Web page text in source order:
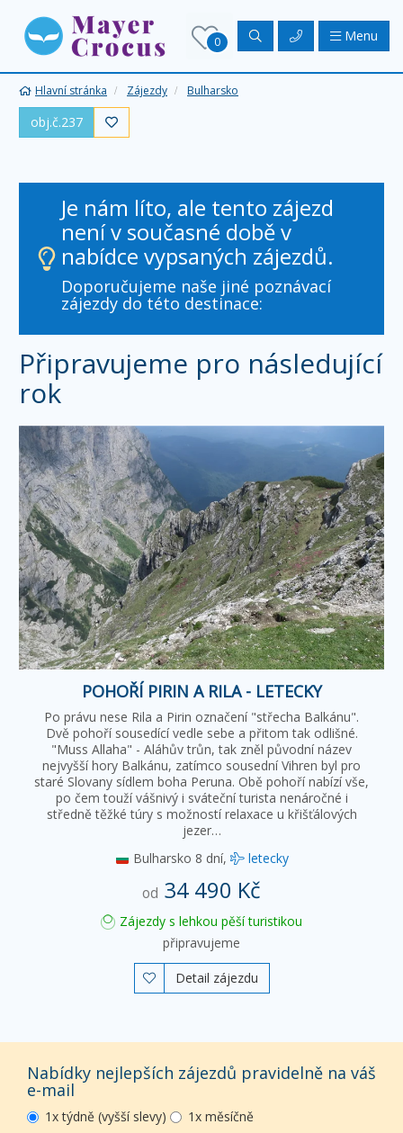
0 Menu
Hlavní stránka Zájezdy Bulharsko
obj.č.237 
Je nám líto, ale tento zájezd
není v současné době v
nabídce vypsaných zájezdů.
Doporučujeme naše jiné poznávací
zájezdy do této destinace:
Připravujeme pro následující
rok
POHOŘÍ PIRIN A RILA - LETECKY
Po právu nese Rila a Pirin označení "střecha Balkánu".
Dvě pohoří sousedící vedle sebe a přitom tak odlišné.
"Muss Allaha" - Aláhův trůn, tak zněl původní název
nejvyšší hory Balkánu, zatímco sousední Vihren byl pro
staré Slovany sídlem boha Peruna. Obě pohoří nabízí vše,
po čem touží vášnivý i sváteční turista nenáročné i
středně těžké túry s možností relaxace u křišťálových
jezer…
Bulharsko 8 dní, letecky
od 34 490 Kč
Zájezdy s lehkou pěší turistikou
připravujeme
 Detail zájezdu
Nabídky nejlepších zájezdů pravidelně na váš
e-mail
1x týdně (vyšší slevy)
1x měsíčně